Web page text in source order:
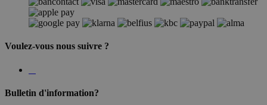
Voulez-vous nous suivre ?
Bulletin d'information?